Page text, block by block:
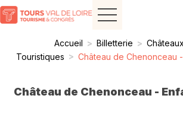
Accueil > Billetterie >
Touristiques > Château de Chenonceau
Château de Chenonceau -